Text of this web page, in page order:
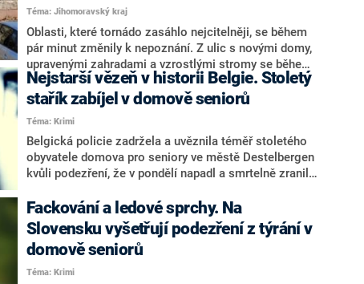
Téma: Jihomoravský kraj
Oblasti, které tornádo zasáhlo nejcitelněji, se během
pár minut změnily k nepoznání. Z ulic s novými domy,
upravenými zahradami a vzrostlými stromy se během
chvíle stala místa často připomínající spíše vybydlená
ghetta.
Nejstarší vězeň v historii Belgie. Stoletý
stařík zabíjel v domově seniorů
Téma: Krimi
Belgická policie zadržela a uvěznila téměř stoletého
obyvatele domova pro seniory ve městě Destelbergen
kvůli podezření, že v pondělí napadl a smrtelně zranil
podezřelého úmrtí ani identitě obou zúčastněných
nejsou známy, napsala agentura Belga.
Fackování a ledové sprchy. Na
Slovensku vyšetřují podezření z týrání v
domově seniorů
Téma: Krimi